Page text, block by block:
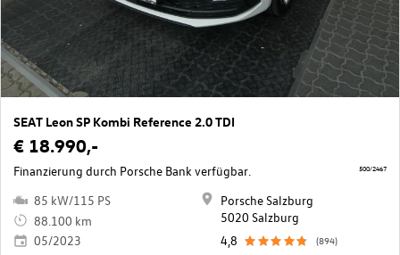
SEAT Leon SP Kombi Reference 2.0 TDI
€ 18.990,-
Finanzierung durch Porsche Bank verfügbar.
85 kW/115 PS
88.100 km
05/2023
Porsche Salzburg
5020 Salzburg
4,8
(894)
500/2467